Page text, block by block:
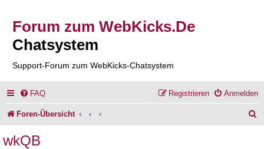
Forum zum WebKicks.De
Chatsystem
Support-Forum zum WebKicks-Chatsystem
FAQ Anmelden
Registrieren
Foren-Übersicht
wkQB